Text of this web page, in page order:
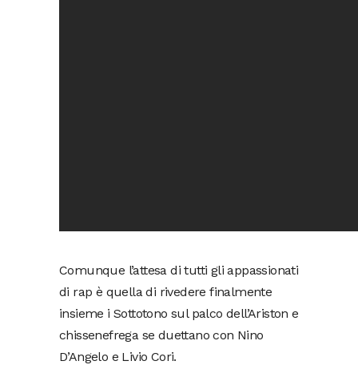
Comunque l’attesa di tutti gli appassionati
di rap è quella di rivedere finalmente
insieme i Sottotono sul palco dell’Ariston e
chissenefrega se duettano con Nino
D’Angelo e Livio Cori.